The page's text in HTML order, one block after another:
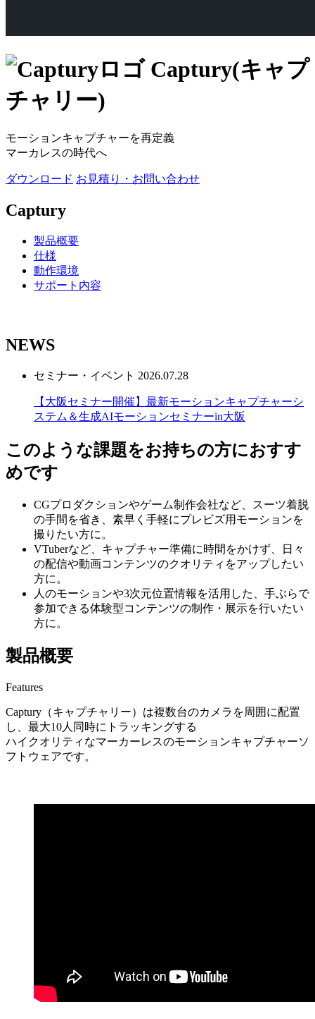
Captury(キャプ
チャリー)
モーションキャプチャーを再定義
マーカレスの時代へ
ダウンロード お見積り・お問い合わせ
Captury
製品概要
仕様
動作環境
サポート内容
NEWS
セミナー・イベント 2026.07.28
【大阪セミナー開催】最新モーションキャプチャーシ
ステム＆生成AIモーションセミナーin大阪
このような課題をお持ちの方におすす
めです
CGプロダクションやゲーム制作会社など、スーツ着脱
の手間を省き、素早く手軽にプレビズ用モーションを
撮りたい方に。
VTuberなど、キャプチャー準備に時間をかけず、日々
の配信や動画コンテンツのクオリティをアップしたい
方に。
人のモーションや3次元位置情報を活用した、手ぶらで
参加できる体験型コンテンツの制作・展示を行いたい
方に。
製品概要
Features
Captury（キャプチャリー）は複数台のカメラを周囲に配置
し、最大10人同時にトラッキングする
ハイクオリティなマーカーレスのモーションキャプチャーソ
フトウェアです。